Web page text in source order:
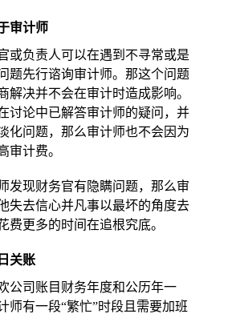
审计师
或负责人可以在遇到不寻常或是
题先行谘询审计师。那这个问题
解决并不会在审计时造成影响。
讨论中已解答审计师的疑问，并
化问题，那么审计师也不会因为
审计费。
发现财务官有隐瞒问题，那么审
失去信心并凡事以最坏的角度去
费更多的时间在追根究底。
关账
公司账目财务年度和公历年一
师有一段“繁忙”时段且需要加班